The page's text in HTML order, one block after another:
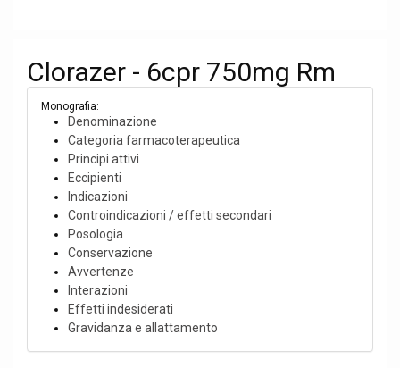
Clorazer - 6cpr 750mg Rm
Monografia:
Denominazione
Categoria farmacoterapeutica
Principi attivi
Eccipienti
Indicazioni
Controindicazioni / effetti secondari
Posologia
Conservazione
Avvertenze
Interazioni
Effetti indesiderati
Gravidanza e allattamento